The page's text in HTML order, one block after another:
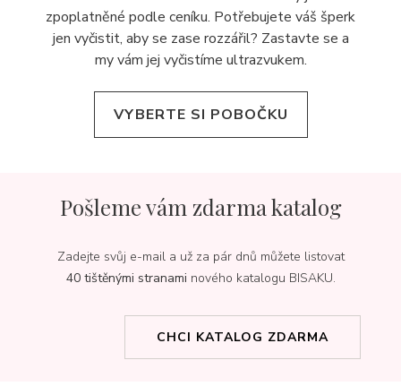
zpoplatněné podle ceníku. Potřebujete váš šperk
jen vyčistit, aby se zase rozzářil? Zastavte se a
my vám jej vyčistíme ultrazvukem.
VYBERTE SI POBOČKU
Pošleme vám zdarma katalog
Zadejte svůj e-mail a už za pár dnů můžete listovat
40 tištěnými stranami nového katalogu BISAKU.
CHCI KATALOG ZDARMA